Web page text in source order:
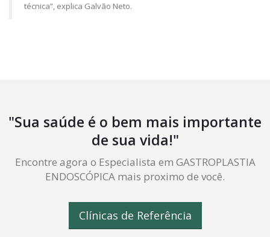
técnica”, explica Galvão Neto.
"Sua saúde é o bem mais importante
de sua vida!"
Encontre agora o Especialista em GASTROPLASTIA
ENDOSCÓPICA mais proximo de você.
Clínicas de Referência